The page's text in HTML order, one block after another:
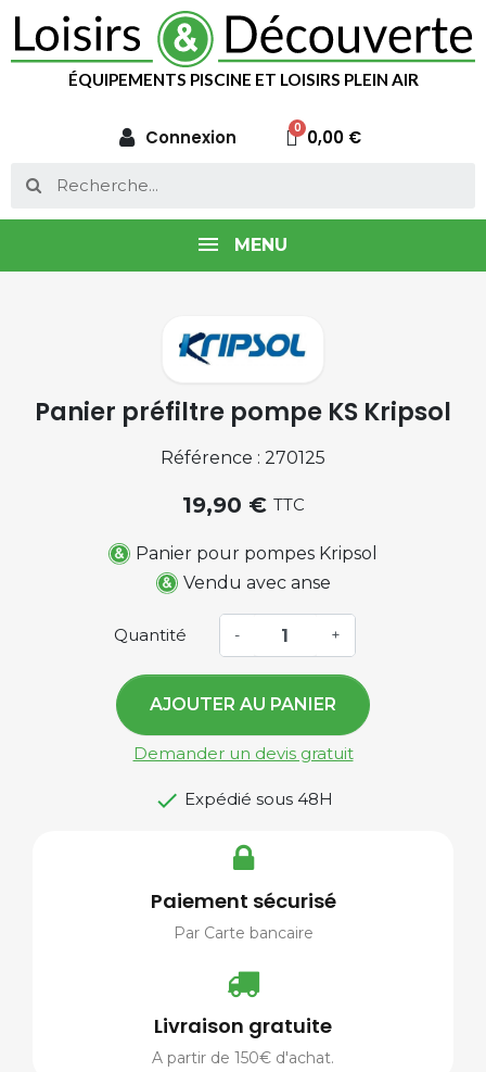
ÉQUIPEMENTS PISCINE ET LOISIRS PLEIN AIR
Connexion 0,00 €
MENU
Panier préfiltre pompe KS Kripsol
Référence : 270125
19,90 € TTC
Panier pour pompes Kripsol
Vendu avec anse
Quantité - +
AJOUTER AU PANIER
Demander un devis gratuit
 Expédié sous 48H
Paiement sécurisé
Par Carte bancaire
Livraison gratuite
A partir de 150€ d'achat.